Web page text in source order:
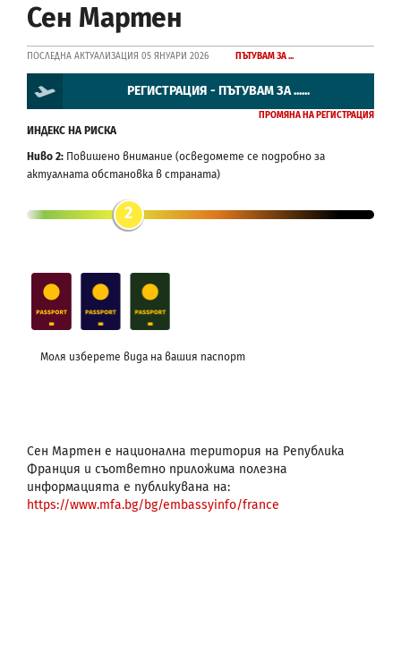
Сен Мартен
ПОСЛЕДНА АКТУАЛИЗАЦИЯ 05 ЯНУАРИ 2026 ПЪТУВАМ ЗА ...
РЕГИСТРАЦИЯ - ПЪТУВАМ ЗА ......
ПРОМЯНА НА РЕГИСТРАЦИЯ
ИНДЕКС НА РИСКА
Ниво 2: Повишено внимание (осведомете се подробно за
актуалната обстановка в страната)
2
Моля изберете вида на вашия паспорт
Сен Мартен е национална територия на Република
Франция и съответно приложима полезна
информацията е публикувана на:
https://www.mfa.bg/bg/embassyinfo/france